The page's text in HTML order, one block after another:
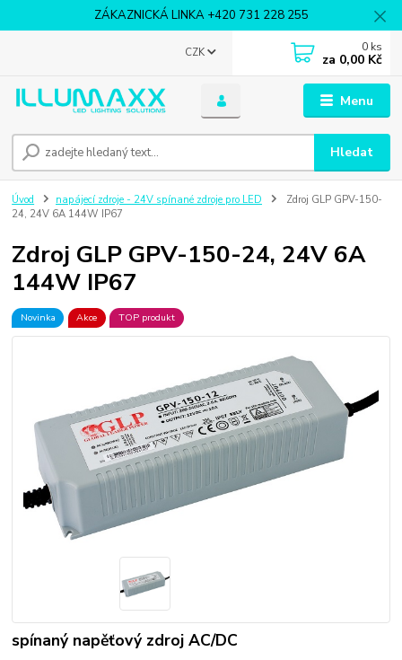
ZÁKAZNICKÁ LINKA +420 731 228 255
Menu
CZK
Hledat
0 ks
za 0,00 Kč
Úvod napájecí zdroje - 24V spínané zdroje pro LED
Zdroj GLP GPV-150-
24, 24V 6A 144W IP67
Zdroj GLP GPV-150-24, 24V 6A
144W IP67
Novinka Akce TOP produkt
spínaný napěťový zdroj AC/DC